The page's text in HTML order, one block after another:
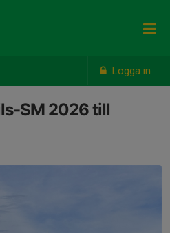
Logga in
SM 2026 till